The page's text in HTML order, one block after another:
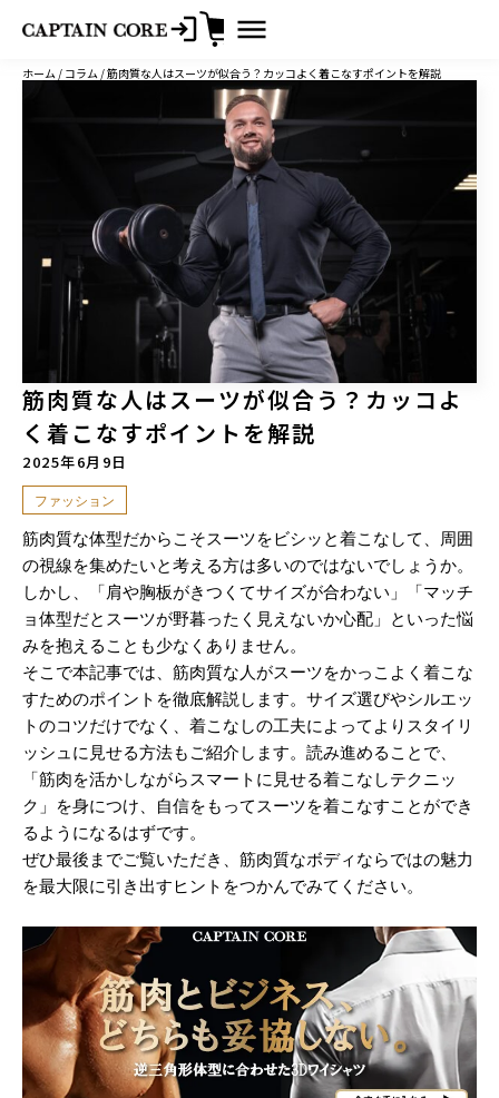
ン
ホーム / コラム / 筋肉質な人はスーツが似合う？カッコよく着こなすポイントを解説
筋肉質な人はスーツが似合う？カッコよ
く着こなすポイントを解説
2025年6月9日
ファッション
筋肉質な体型だからこそスーツをビシッと着こなして、周囲
の視線を集めたいと考える方は多いのではないでしょうか。
しかし、「肩や胸板がきつくてサイズが合わない」「マッチ
ョ体型だとスーツが野暮ったく見えないか心配」といった悩
みを抱えることも少なくありません。
そこで本記事では、筋肉質な人がスーツをかっこよく着こな
すためのポイントを徹底解説します。サイズ選びやシルエッ
トのコツだけでなく、着こなしの工夫によってよりスタイリ
ッシュに見せる方法もご紹介します。読み進めることで、
「筋肉を活かしながらスマートに見せる着こなしテクニッ
ク」を身につけ、自信をもってスーツを着こなすことができ
るようになるはずです。
ぜひ最後までご覧いただき、筋肉質なボディならではの魅力
を最大限に引き出すヒントをつかんでみてください。